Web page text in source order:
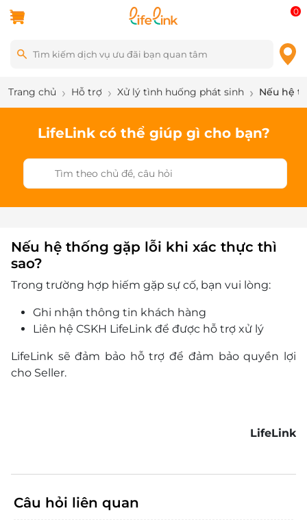
0
Trang chủ Hỗ trợ Xử lý tình huống phát sinh Nếu hệ
LifeLink có thể giúp gì cho bạn?
Nếu hệ thống gặp lỗi khi xác thực thì
sao?
Trong trường hợp hiếm gặp sự cố, bạn vui lòng:
Ghi nhận thông tin khách hàng
Liên hệ CSKH LifeLink để được hỗ trợ xử lý
LifeLink sẽ đảm bảo hỗ trợ để đảm bảo quyền lợi
cho Seller.
LifeLink
Câu hỏi liên quan